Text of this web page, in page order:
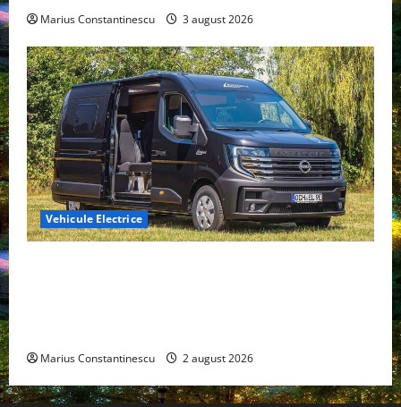
Marius Constantinescu 3 august 2026
Vehicule Electrice
Marius Constantinescu 2 august 2026